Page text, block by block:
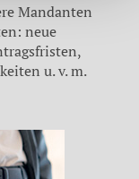
Mandanten
neue
u. v. m.